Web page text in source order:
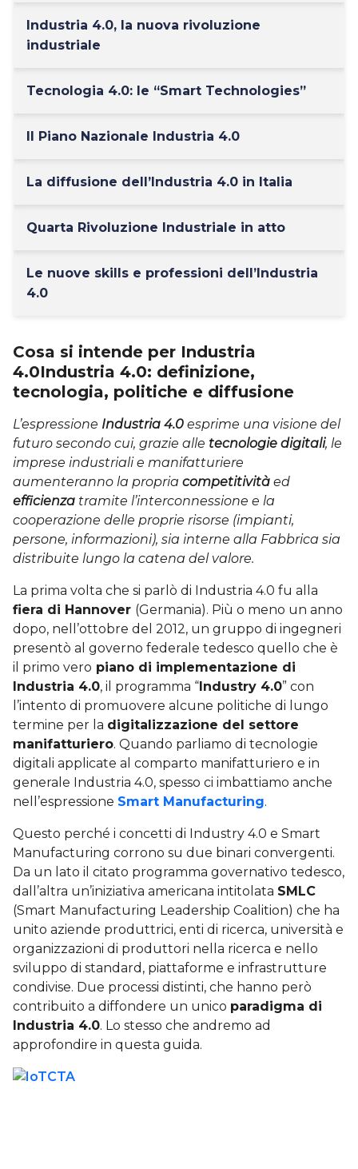
Industria 4.0, la nuova rivoluzione
industriale
Tecnologia 4.0: le “Smart Technologies”
Il Piano Nazionale Industria 4.0
La diffusione dell’Industria 4.0 in Italia
Quarta Rivoluzione Industriale in atto
Le nuove skills e professioni dell’Industria
4.0
Cosa si intende per Industria
4.0Industria 4.0: definizione,
tecnologia, politiche e diffusione
L’espressione Industria 4.0 esprime una visione del
futuro secondo cui, grazie alle tecnologie digitali, le
imprese industriali e manifatturiere
aumenteranno la propria competitività ed
efficienza tramite l’interconnessione e la
cooperazione delle proprie risorse (impianti,
persone, informazioni), sia interne alla Fabbrica sia
distribuite lungo la catena del valore.
La prima volta che si parlò di Industria 4.0 fu alla
fiera di Hannover (Germania). Più o meno un anno
dopo, nell’ottobre del 2012, un gruppo di ingegneri
presentò al governo federale tedesco quello che è
il primo vero piano di implementazione di
Industria 4.0, il programma “Industry 4.0” con
l’intento di promuovere alcune politiche di lungo
termine per la digitalizzazione del settore
manifatturiero. Quando parliamo di tecnologie
digitali applicate al comparto manifatturiero e in
generale Industria 4.0, spesso ci imbattiamo anche
nell’espressione Smart Manufacturing.
Questo perché i concetti di Industry 4.0 e Smart
Manufacturing corrono su due binari convergenti.
Da un lato il citato programma governativo tedesco,
dall’altra un’iniziativa americana intitolata SMLC
(Smart Manufacturing Leadership Coalition) che ha
unito aziende produttrici, enti di ricerca, università e
organizzazioni di produttori nella ricerca e nello
sviluppo di standard, piattaforme e infrastrutture
condivise. Due processi distinti, che hanno però
contribuito a diffondere un unico paradigma di
Industria 4.0. Lo stesso che andremo ad
approfondire in questa guida.